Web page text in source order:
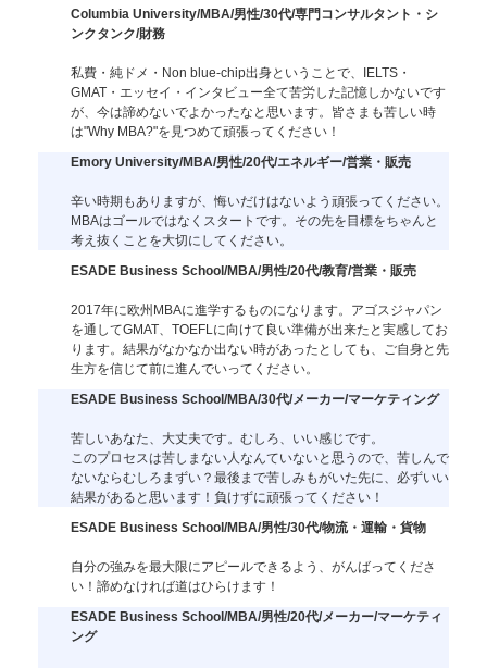
Columbia University/MBA/男性/30代/専門コンサルタント・シ
ンクタンク/財務
私費・純ドメ・Non blue-chip出身ということで、IELTS・
GMAT・エッセイ・インタビュー全て苦労した記憶しかないです
が、今は諦めないでよかったなと思います。皆さまも苦しい時
は"Why MBA?"を見つめて頑張ってください！
Emory University/MBA/男性/20代/エネルギー/営業・販売
辛い時期もありますが、悔いだけはないよう頑張ってください。
MBAはゴールではなくスタートです。その先を目標をちゃんと
考え抜くことを大切にしてください。
ESADE Business School/MBA/男性/20代/教育/営業・販売
2017年に欧州MBAに進学するものになります。アゴスジャパン
を通してGMAT、TOEFLに向けて良い準備が出来たと実感してお
ります。結果がなかなか出ない時があったとしても、ご自身と先
生方を信じて前に進んでいってください。
ESADE Business School/MBA/30代/メーカー/マーケティング
苦しいあなた、大丈夫です。むしろ、いい感じです。
このプロセスは苦しまない人なんていないと思うので、苦しんで
ないならむしろまずい？最後まで苦しみもがいた先に、必ずいい
結果があると思います！負けずに頑張ってください！
ESADE Business School/MBA/男性/30代/物流・運輸・貨物
自分の強みを最大限にアピールできるよう、がんばってくださ
い！諦めなければ道はひらけます！
ESADE Business School/MBA/男性/20代/メーカー/マーケティ
ング